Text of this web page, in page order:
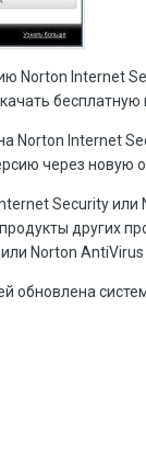
Norton Internet
Norton Internet
через новую
Security
других
Norton AntiVirus
обновлена